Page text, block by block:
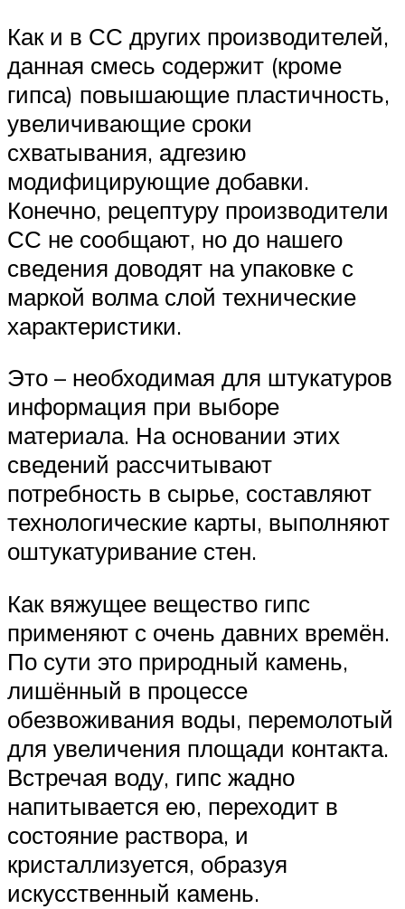
Как и в СС других производителей,
данная смесь содержит (кроме
гипса) повышающие пластичность,
увеличивающие сроки
схватывания, адгезию
модифицирующие добавки.
Конечно, рецептуру производители
СС не сообщают, но до нашего
сведения доводят на упаковке с
маркой волма слой технические
характеристики.
Это – необходимая для штукатуров
информация при выборе
материала. На основании этих
сведений рассчитывают
потребность в сырье, составляют
технологические карты, выполняют
оштукатуривание стен.
Как вяжущее вещество гипс
применяют с очень давних времён.
По сути это природный камень,
лишённый в процессе
обезвоживания воды, перемолотый
для увеличения площади контакта.
Встречая воду, гипс жадно
напитывается ею, переходит в
состояние раствора, и
кристаллизуется, образуя
искусственный камень.